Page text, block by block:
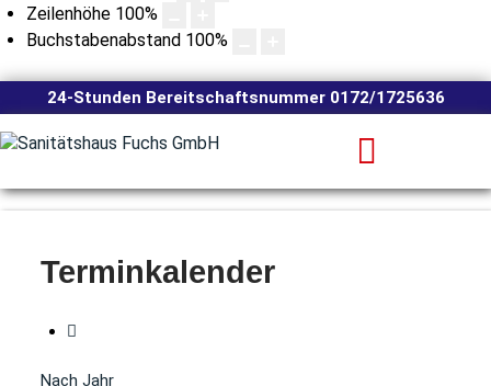
Zeilenhöhe 100%
Buchstabenabstand 100%
24-Stunden Bereitschaftsnummer 0172/1725636
Terminkalender
Nach Jahr